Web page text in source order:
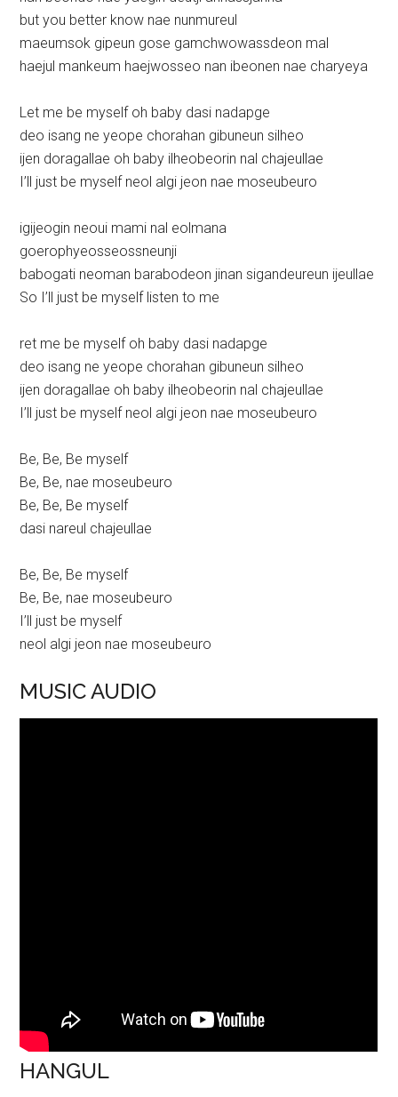
but you better know nae nunmureul
maeumsok gipeun gose gamchwowassdeon mal
haejul mankeum haejwosseo nan ibeonen nae charyeya
Let me be myself oh baby dasi nadapge
deo isang ne yeope chorahan gibuneun silheo
ijen doragallae oh baby ilheobeorin nal chajeullae
I’ll just be myself neol algi jeon nae moseubeuro
igijeogin neoui mami nal eolmana
goerophyeosseossneunji
babogati neoman barabodeon jinan sigandeureun ijeullae
So I’ll just be myself listen to me
ret me be myself oh baby dasi nadapge
deo isang ne yeope chorahan gibuneun silheo
ijen doragallae oh baby ilheobeorin nal chajeullae
I’ll just be myself neol algi jeon nae moseubeuro
Be, Be, Be myself
Be, Be, nae moseubeuro
Be, Be, Be myself
dasi nareul chajeullae
Be, Be, Be myself
Be, Be, nae moseubeuro
I’ll just be myself
neol algi jeon nae moseubeuro
MUSIC AUDIO
HANGUL